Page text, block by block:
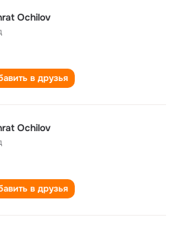
Ochilov
в друзья
Ochilov
в друзья